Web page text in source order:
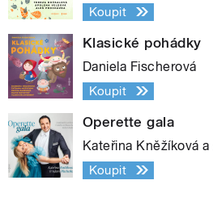
Koupit
Klasické pohádky
Daniela Fischerová
Koupit
Operette gala
Kateřina Kněžíková
Koupit